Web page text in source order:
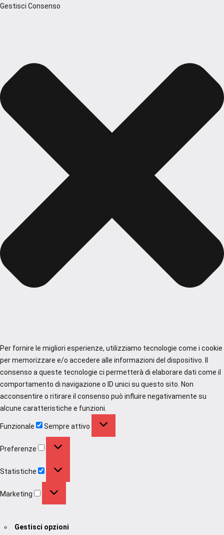
Gestisci Consenso
Per fornire le migliori esperienze, utilizziamo tecnologie come i cookie
per memorizzare e/o accedere alle informazioni del dispositivo. Il
consenso a queste tecnologie ci permetterà di elaborare dati come il
comportamento di navigazione o ID unici su questo sito. Non
acconsentire o ritirare il consenso può influire negativamente su
alcune caratteristiche e funzioni.
Funzionale Sempre attivo
Preferenze
Statistiche
Marketing
Gestisci opzioni